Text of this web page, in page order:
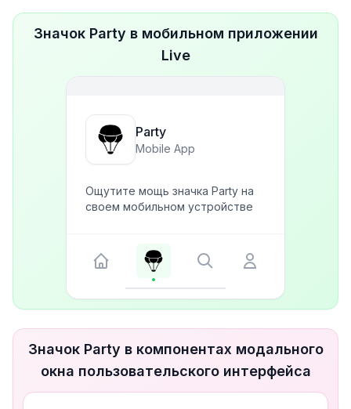
Значок Party в мобильном приложении
Live
Party
Mobile App
Ощутите мощь значка Party на
своем мобильном устройстве
Значок Party в компонентах модального
окна пользовательского интерфейса